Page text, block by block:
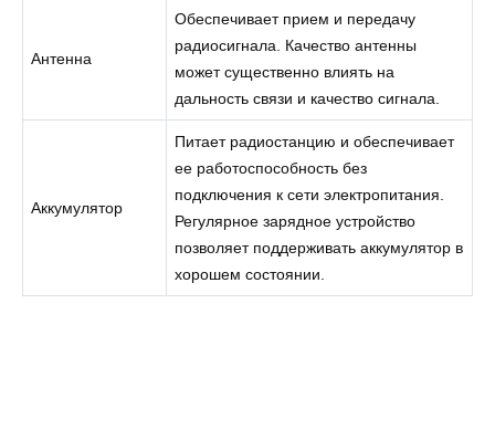
Антенна
Обеспечивает прием и передачу
радиосигнала. Качество антенны
может существенно влиять на
дальность связи и качество сигнала.
Аккумулятор
Питает радиостанцию и обеспечивает
ее работоспособность без
подключения к сети электропитания.
Регулярное зарядное устройство
позволяет поддерживать аккумулятор в
хорошем состоянии.